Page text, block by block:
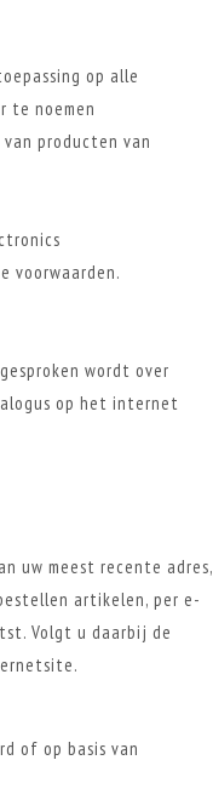
op alle
te noemen
producten van
voorwaarden.
wordt over
op het internet
uw meest recente adres,
artikelen, per e-
Volgt u daarbij de
of op basis van